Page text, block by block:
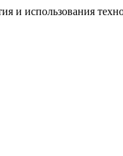
и использования